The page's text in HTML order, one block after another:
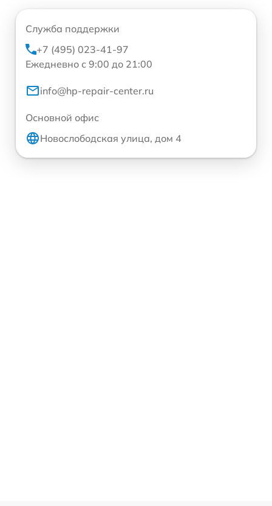
Служба поддержки
+7 (495) 023-41-97
Ежедневно с 9:00 до 21:00
info@hp-repair-center.ru
Основной офис
Новослободская улица, дом 4